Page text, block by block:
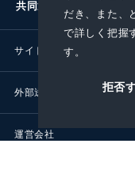
だき、また、
で詳しく把握
す。
拒否
共同通信社グループ
サイトポリシー
外部送信ポリシー
運営会社